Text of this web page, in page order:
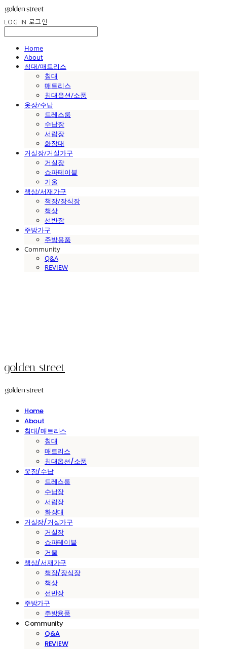
LOG IN 로그인
Home
About
침대/매트리스
침대
매트리스
침대옵션/소품
옷장/수납
드레스룸
수납장
서랍장
화장대
거실장/거실가구
거실장
쇼파테이블
거울
책상/서재가구
책장/장식장
책상
선반장
주방가구
주방용품
Community
Q&A
REVIEW
golden street
Home
About
침대/매트리스
침대
매트리스
침대옵션/소품
옷장/수납
드레스룸
수납장
서랍장
화장대
거실장/거실가구
거실장
쇼파테이블
거울
책상/서재가구
책장/장식장
책상
선반장
주방가구
주방용품
Community
Q&A
REVIEW